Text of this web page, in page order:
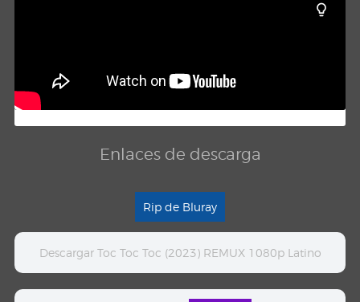
Enlaces de descarga
Rip de Bluray
Descargar Toc Toc Toc (2023) REMUX 1080p Latino